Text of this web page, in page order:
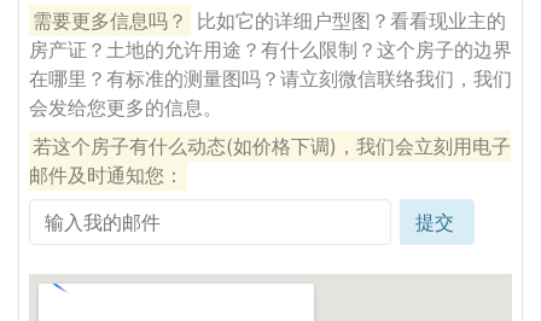
需要更多信息吗？
比如它的详细户型图？看看现业主的
房产证？土地的允许用途？有什么限制？这个房子的边界
在哪里？有标准的测量图吗？请立刻微信联络我们，我们
会发给您更多的信息。
若这个房子有什么动态(如价格下调)，我们会立刻用电子
邮件及时通知您：
提交